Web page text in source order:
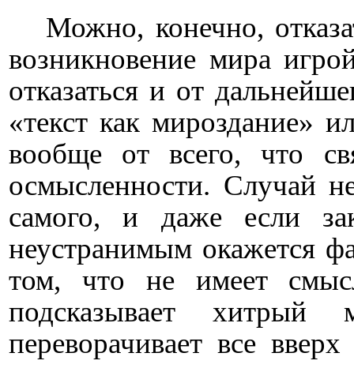
Можно, конечно,
возникновение мира
отказаться и от
«текст как мироздание»
вообще от всего, что
осмысленности. Случай
самого, и даже если
неустранимым окажется
том, что не имеет
подсказывает
переворачивает все